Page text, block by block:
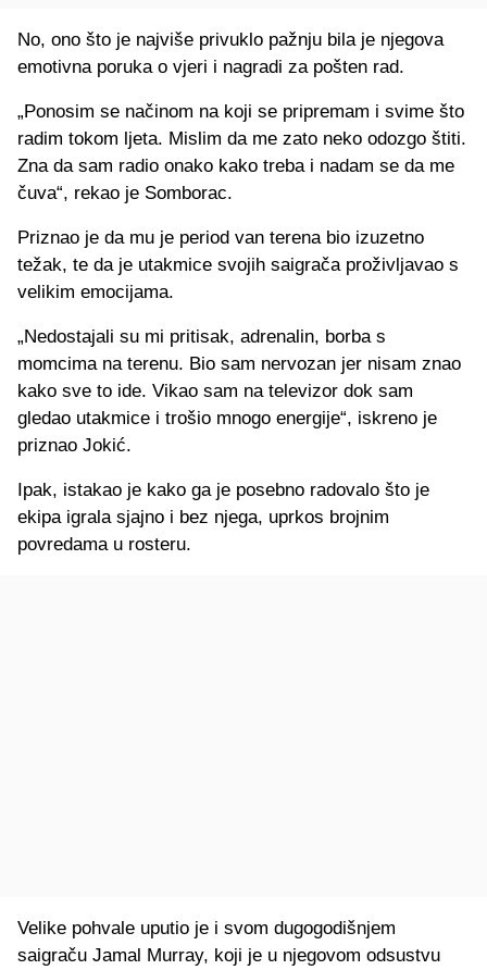
No, ono što je najviše privuklo pažnju bila je njegova
emotivna poruka o vjeri i nagradi za pošten rad.
„Ponosim se načinom na koji se pripremam i svime što
radim tokom ljeta. Mislim da me zato neko odozgo štiti.
Zna da sam radio onako kako treba i nadam se da me
čuva“, rekao je Somborac.
Priznao je da mu je period van terena bio izuzetno
težak, te da je utakmice svojih saigrača proživljavao s
velikim emocijama.
„Nedostajali su mi pritisak, adrenalin, borba s
momcima na terenu. Bio sam nervozan jer nisam znao
kako sve to ide. Vikao sam na televizor dok sam
gledao utakmice i trošio mnogo energije“, iskreno je
priznao Jokić.
Ipak, istakao je kako ga je posebno radovalo što je
ekipa igrala sjajno i bez njega, uprkos brojnim
povredama u rosteru.
Velike pohvale uputio je i svom dugogodišnjem
saigraču Jamal Murray, koji je u njegovom odsustvu